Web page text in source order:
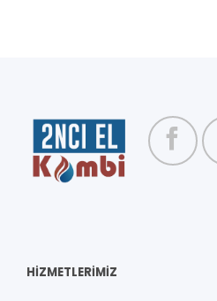
HİZMETLERİMİZ